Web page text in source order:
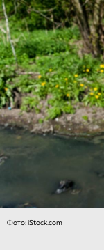
Фото: iStock.com